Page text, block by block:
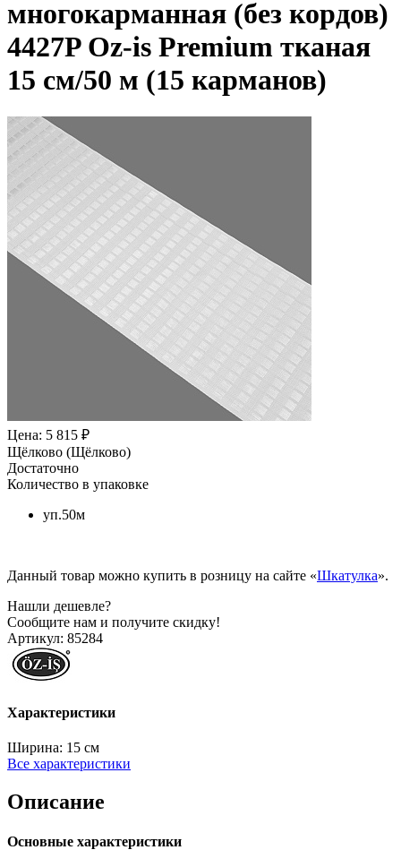
многокарманная (без кордов)
4427P Oz-is Premium тканая
15 см/50 м (15 карманов)
Цена: 5 815 ₽
Щёлково (Щёлково)
Достаточно
Количество в упаковке
уп.50м
Данный товар можно купить в розницу на сайте «Шкатулка».
Нашли дешевле?
Сообщите нам и получите скидку!
Артикул: 85284
Характеристики
Ширина: 15 см
Все характеристики
Описание
Основные характеристики